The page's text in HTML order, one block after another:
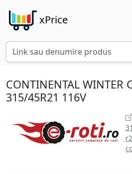
xPrice
CONTINENTAL WINTER
315/45R21 116V